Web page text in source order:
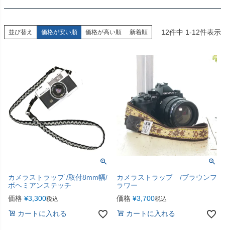
並び替え 価格が安い順 価格が高い順 新着順 12件中 1-12件表示
カメラストラップ /取付8mm幅/
ボヘミアンステッチ
価格 ¥3,300税込
カートに入れる
カメラストラップ /ブラウンフ
ラワー
価格 ¥3,700税込
カートに入れる